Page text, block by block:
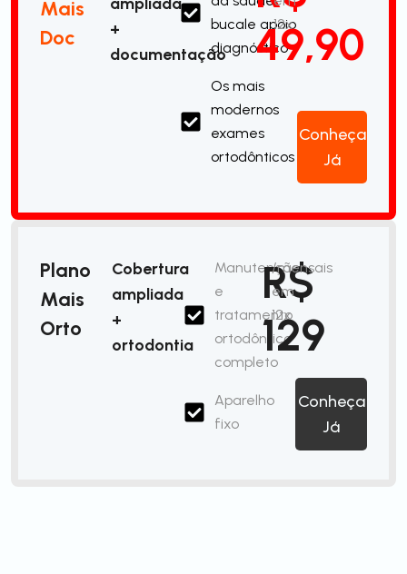
Mais
Doc
+
documentação
bucale apoio
diagnóstico
Os mais
modernos
exames
ortodônticos
49,90
12x
Conheça
Já
Plano
Mais
Orto
Cobertura
ampliada
+
ortodontia
Manutenção
e
tratamento
ortodôntico
completo
Aparelho
fixo
R$
129
/mensais
em
12x
Conheça
Já